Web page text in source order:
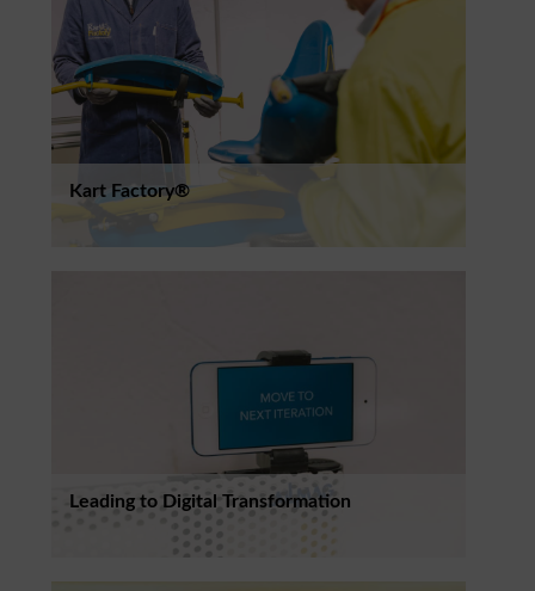
Kart Factory®
Leading to Digital Transformation